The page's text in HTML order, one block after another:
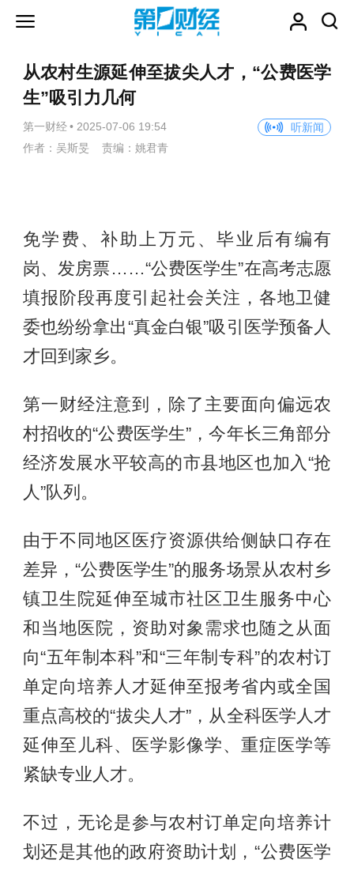
从农村生源延伸至拔尖人才，“公费医学
生”吸引力几何
第一财经 • 2025-07-06 19:54
听新闻
作者：吴斯旻 责编：姚君青
免学费、补助上万元、毕业后有编有
岗、发房票……“公费医学生”在高考志愿
填报阶段再度引起社会关注，各地卫健
委也纷纷拿出“真金白银”吸引医学预备人
才回到家乡。
第一财经注意到，除了主要面向偏远农
村招收的“公费医学生”，今年长三角部分
经济发展水平较高的市县地区也加入“抢
人”队列。
由于不同地区医疗资源供给侧缺口存在
差异，“公费医学生”的服务场景从农村乡
镇卫生院延伸至城市社区卫生服务中心
和当地医院，资助对象需求也随之从面
向“五年制本科”和“三年制专科”的农村订
单定向培养人才延伸至报考省内或全国
重点高校的“拔尖人才”，从全科医学人才
延伸至儿科、医学影像学、重症医学等
紧缺专业人才。
不过，无论是参与农村订单定向培养计
划还是其他的政府资助计划，“公费医学